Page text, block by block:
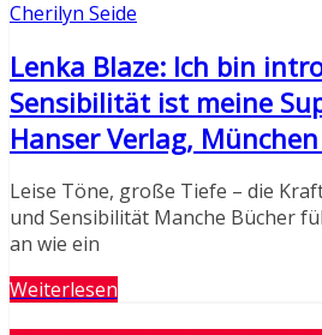
Cherilyn Seide
Lenka Blaze: Ich bin
Sensibilität ist meine
Hanser Verlag,
Leise Töne, große Tiefe – die
und Sensibilität Manche Bücher
an wie ein
Weiterlesen